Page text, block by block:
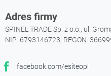
Adres firmy
SPINEL TRADE Sp. z o.o., ul.
NIP: 6793146723, REGON:
facebook.com/esiteopl
Facebook